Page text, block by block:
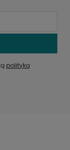
polityką